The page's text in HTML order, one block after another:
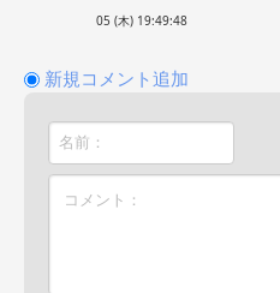
05 (木) 19:49:48
新規コメント追加